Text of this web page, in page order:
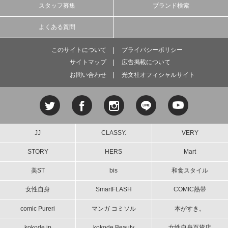
スタッフ募集 ブランド検索
よくある質問
このサイトについて
プライバシーポリシー
サイトマップ
広告掲載について
お問い合わせ
光文社オフィシャルサイト
JJ CLASSY. VERY
STORY HERS Mart
美ST bis 和食スタイル
女性自身 SmartFLASH COMIC熱帯
comic Pureri マンガ コミソル 本がすき。